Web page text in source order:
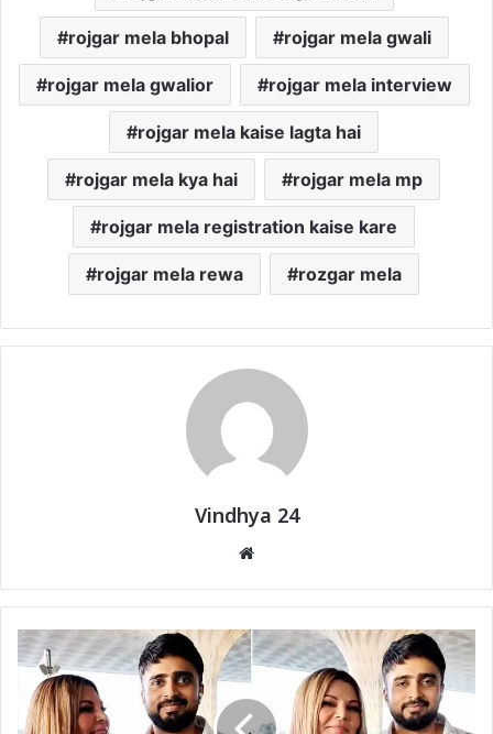
rojgar mela bhopal rojgar mela gwali
rojgar mela gwalior rojgar mela interview
rojgar mela kaise lagta hai
rojgar mela kya hai rojgar mela mp
rojgar mela registration kaise kare
rojgar mela rewa rozgar mela
Vindhya 24